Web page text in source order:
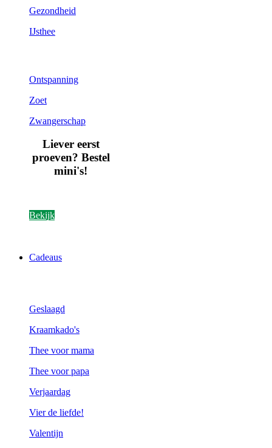
Gezondheid
IJsthee
Ontspanning
Zoet
Zwangerschap
Liever eerst
proeven? Bestel
mini's!
Bekijk
Cadeaus
Geslaagd
Kraamkado's
Thee voor mama
Thee voor papa
Verjaardag
Vier de liefde!
Valentijn